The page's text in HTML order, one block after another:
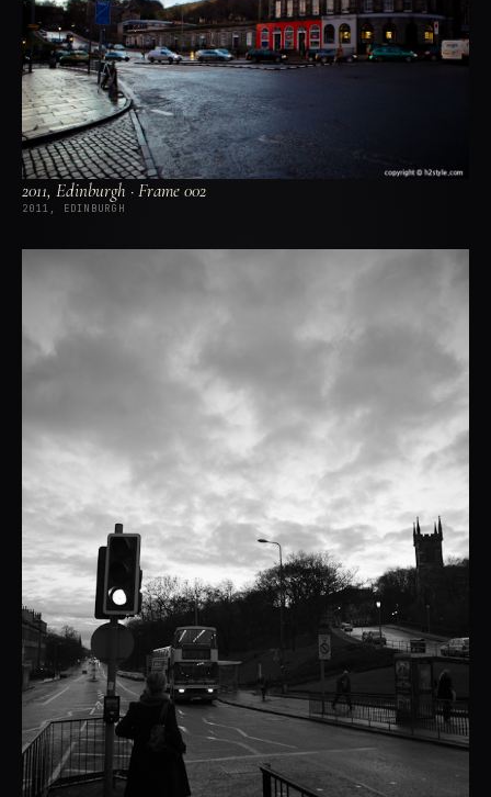
2011, Edinburgh · Frame 002
2011, EDINBURGH